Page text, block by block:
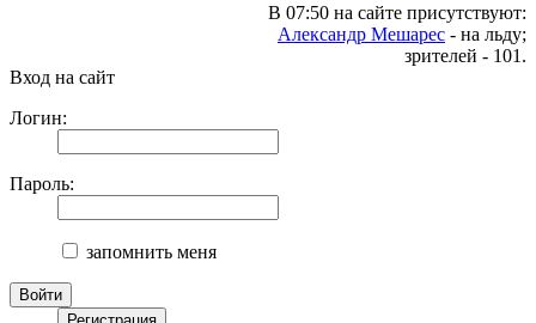
В 07:50 на сайте присутствуют:
Александр Мешарес - на льду;
зрителей - 101.
Вход на сайт
Логин:
Пароль:
запомнить меня